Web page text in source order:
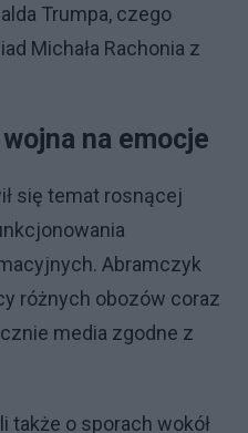
Trumpa, czego
Michała Rachonia z
na emocje
się temat rosnącej
Abramczyk
różnych obozów coraz
media zgodne z
także o sporach wokół